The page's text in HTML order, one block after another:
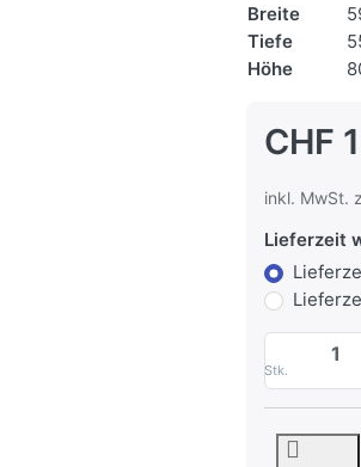
Breite
Tiefe
Höhe
CHF
inkl. MwSt.
Lieferzeit
Stk.